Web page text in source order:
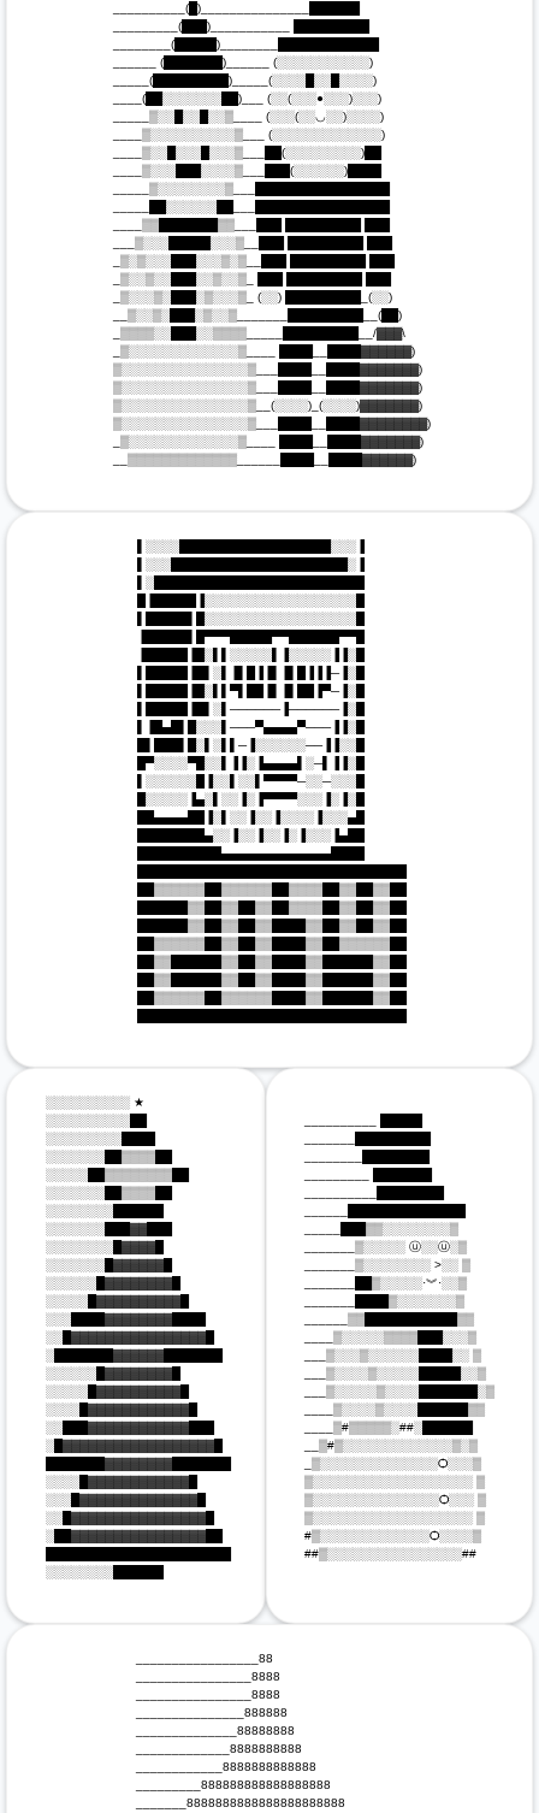
__________(█)_______________██████
_________(███)___________ █████████
________(█████)________████████████
______ (███████)______ (░░░░░░░░░░░)
_____(█████████)_____(░░░░█░░█░░░░)
____(██░░░░░░░██)___ (░░(░░░●░░░)░░░)
_____▒░░█░░█░░▒____ (░░░(░░◡░░)░░░░)
____▒░░░░░░░░░░▒___ (░░░░░░░░░░░░░)
____▒░░█░░░█░░░▒___██(░░░░░░░░░)██
____▒░░░███░░░░▒___███(░░░░░░)████
_____▒░░░░░░░░▒___████████████████
_____██░░░░░░██___████████████████
___▒░░░█████░░░▒__███ █████████ ███
_▒░▒░░░███░░░▒░▒__███ █████████ ███
_▒░░▒░░███░░▒░░▒_ ███ █████████ ███
_▒░░░▒░███░▒░░░▒_ (░░) █████████_(░░)
__▒░░▒░███░▒░░▒_______█████████__(██)
_▒▒▒▒░░███░░▒▒▒▒_____█████████__/▓▓▓\
_▒░░░░░░░░░░░░░▒____ ████__████▓▓▓▓▓▓)
▒░░░░░░░░░░░░░░░▒___████__████▓▓▓▓▓▓▓)
▒░░░░░░░░░░░░░░░▒___████__████▓▓▓▓▓▓▓)
▒░░░░░░░░░░░░░░░▒__(░░░░)_(░░░░)▓▓▓▓▓▓▓)
▒░░░░░░░░░░░░░░░▒___████__████▓▓▓▓▓▓▓▓)
_▒░░░░░░░░░░░░░▒____ ████__████▓▓▓▓▓▓▓)
__▒▒▒▒▒▒▒▒▒▒▒▒▒______████__████▓▓▓▓▓▓)
▌░░░░██████████████████░░░▐
▌░░░█████████████████████░▐
▌░█████████████████████████
█▐█████▐░░░░░░░░░░░░░░░░░░█
▌█████▌█░░░░░░░░░░░░░░░░░░█
▐█████▌█▀▀▀█████▀▀██████▀▀█
▐█████▐█░▌▌░░░░░▌▐░░░░░▐▐░█
▌█████▐█▌░▌▐▌█▐▐▌▐▌█▐▐▐─▐░█
▌█████▐█░▌▌▀▌██▐▌▐▌██▐▀─▐░█
▌█████▐█▌░▌──────▐──────▐░█
▌▐█▄█▌█░░░▌───▀▄▄▄▄▀───▐▐░█
█▌███▌█░▌░▌▌─▐░░░░░░──▐▐░░█
█▀░░░░▀█░░▌▐▐░▐▄▄▄▄▌░─▌▐▐░█
▌░░░░░░█▐░░▌░░▌▀▀▀▀─░░─░░░█
█░░░░░▐▄░▌░░▐░▐▀▀▀▀░░░▐░▐░█
██▄▄▄▄██▐░▌░░▐░░▐░░░░▐░░░▄█
████████▄░░▐░░▐░░▐░▐░░░▐▄██
██████████▄▄▄▄▄▄▄▄▄▄▄▄▄████
░░░░░░░░░░ ★
░░░░░░░░░░██
░░░░░░░░░████
░░░░░░░██▒▒▒▒██
░░░░░██▒▒▒▒▒▒▒▒██
░░░░░░░██▒▒▒▒██
░░░░░░░░██████
░░░░░░░███▓▓███
░░░░░░░░█▓▓▓▓█
░░░░░░░█▓▓▓▓▓▓█
░░░░░░█▓▓▓▓▓▓▓▓█
░░░░░█▓▓▓▓▓▓▓▓▓▓█
░░░████▓▓▓▓▓▓▓▓████
░░█▓▓▓▓▓▓▓▓▓▓▓▓▓▓▓▓█
░███████▓▓▓▓▓▓███████
░░░░░░█▓▓▓▓▓▓▓▓█
░░░░░█▓▓▓▓▓▓▓▓▓▓█
░░░░█▓▓▓▓▓▓▓▓▓▓▓▓█
░░███▓▓▓▓▓▓▓▓▓▓▓▓███
░█▓▓▓▓▓▓▓▓▓▓▓▓▓▓▓▓▓▓█
░░░░█▓▓▓▓▓▓▓▓▓▓▓▓█
░░░█▓▓▓▓▓▓▓▓▓▓▓▓▓▓█
░░█▓▓▓▓▓▓▓▓▓▓▓▓▓▓▓▓█
░██▓▓▓▓▓▓▓▓▓▓▓▓▓▓▓▓██
░░░░░░░░██████
_____███▒▒░░░░░░░░▒
_______▒░░░░░ ⓤ░░ⓤ░▒
_______▒░░░░░░░░ >░░ ▒
_______██▒░░░░░·︾·░░▒
_______████▒░░░░░░░▒
____▒░░░░░▒▒▒▒███░░░▒
___▒░░░▒░░░░░░████░░ ▒
___▒░░░░▒░░░░░█████░░▒
___▒░░░░░▒░░░░███████░▒
____▒░░░░▒░░░░██████▒▒
____▒#▒▒▒▒▒░##░██████
__▒#▒░░░░░░░░░░░░░▒░▒
_▒░░░░░░░░░░░░░░Ѻ░░░▒
▒░░░░░░░░░░░░░░░░░░░ ▒
▒░░░░░░░░░░░░░░░Ѻ░░░ ▒
▒░░░░░░░░░░░░░░░░░░░ ▒
#▒░░░░░░░░░░░░░Ѻ░░░░▒
##▒░░░░░░░░░░░░░░░░##
_________________88
________________8888
________________8888
_______________888888
______________88888888
_____________8888888888
____________8888888888888
_________888888888888888888
_______8888888888888888888888